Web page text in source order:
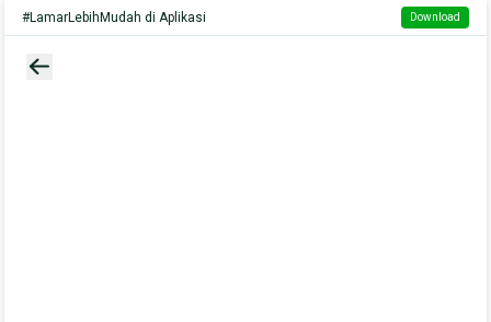
#LamarLebihMudah di Aplikasi Download
back button